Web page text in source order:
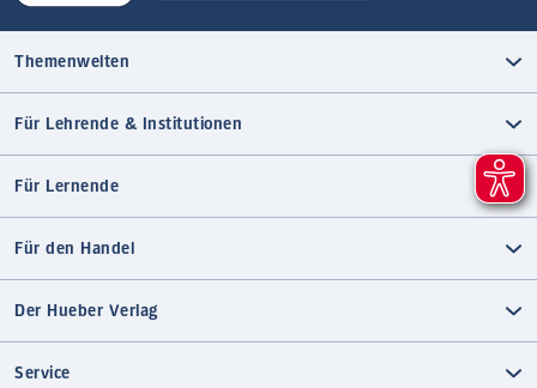
Themenwelten
Für Lehrende & Institutionen
Für Lernende
Für den Handel
Der Hueber Verlag
Service